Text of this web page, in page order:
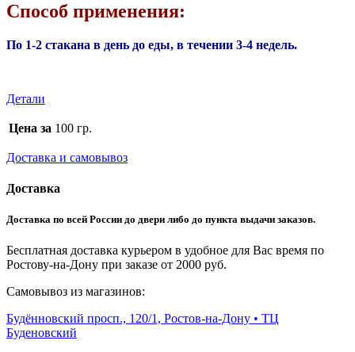
Способ применения:
По 1-2 стакана в день до еды, в течении 3-4 недель.
Детали
Цена за 100 гр.
Доставка и самовывоз
Доставка
Доставка по всей России до двери либо до пункта выдачи заказов.
Бесплатная доставка курьером в удобное для Вас время по
Ростову-на-Дону при заказе от 2000 руб.
Самовывоз из магазинов:
Будённовский просп., 120/1, Ростов-на-Дону • ТЦ
Буденовский